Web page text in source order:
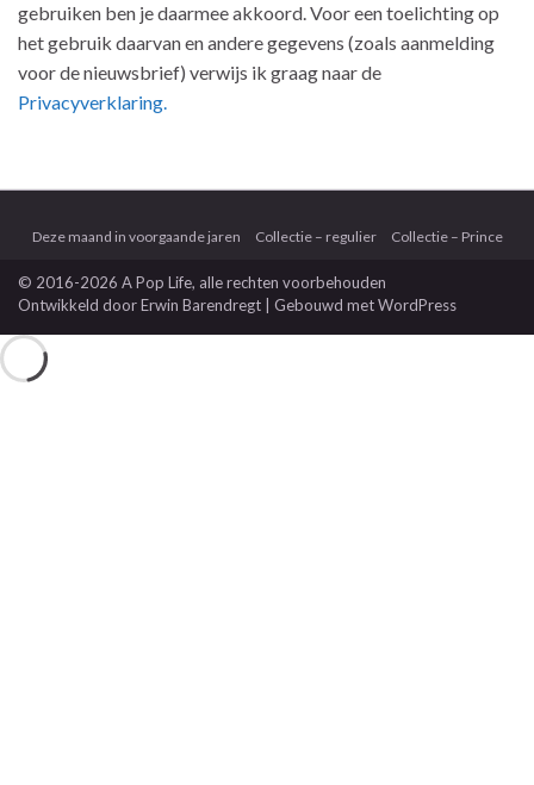
gebruiken ben je daarmee akkoord. Voor een toelichting op
het gebruik daarvan en andere gegevens (zoals aanmelding
voor de nieuwsbrief) verwijs ik graag naar de
Privacyverklaring.
Deze maand in voorgaande jaren Collectie – regulier Collectie – Prince
© 2016-2026 A Pop Life, alle rechten voorbehouden
Ontwikkeld doorErwin Barendregt | Gebouwd metWordPress